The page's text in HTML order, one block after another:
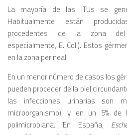
La mayoría de las ITUs se
Habitualmente están
procedentes de la zona del
especialmente, E. Coli). Estos
en la zona perineal.
En un menor número de casos los
pueden proceder de la piel
las infecciones urinarias son
microorganismo), y en un 5%
polimicrobiana. En España,